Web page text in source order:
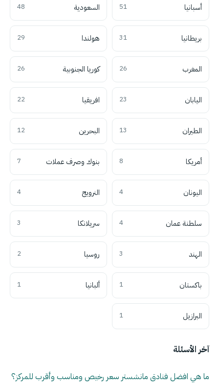
أسبانيا 51 السعودية 48
بريطانيا 31 هولندا 29
المغرب 26 كوريا الجنوبية 26
اليابان 23 افريقيا 22
الطيران 13 البحرين 12
أمريكا 8 بنوك وصرف عملات 7
اليونان 4 النرويج 4
سلطنة عمان 4 سريلانكا 3
الهند 3 روسيا 2
باكستان 1 ألبانيا 1
البرازيل 1
آخر الأسئلة
ما هي افضل فنادق مانشستر سعر رخيص ومناسب وأقرب للمركز؟